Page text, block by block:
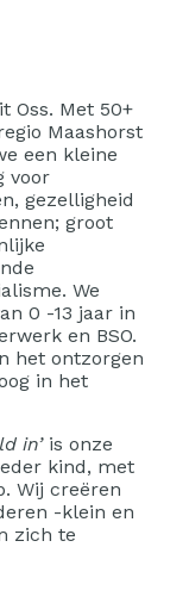
Oss. Met 50+
Maashorst
een kleine
voor
gezelligheid
groot
We
0 -13 jaar in
en BSO.
het ontzorgen
in het
in’is onze
kind, met
Wij creëren
-klein en
zich te